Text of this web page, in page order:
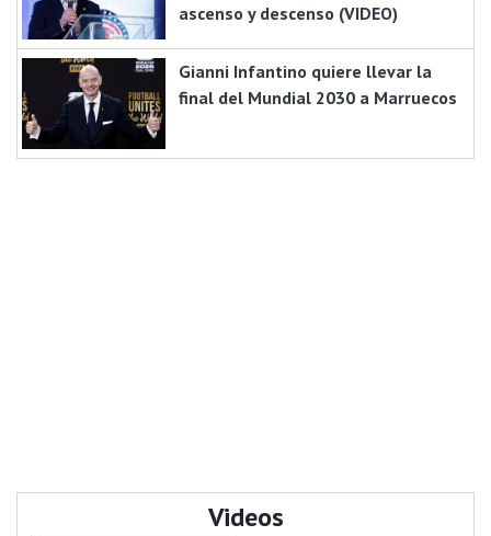
ascenso y descenso (VIDEO)
Gianni Infantino quiere llevar la
final del Mundial 2030 a Marruecos
Videos